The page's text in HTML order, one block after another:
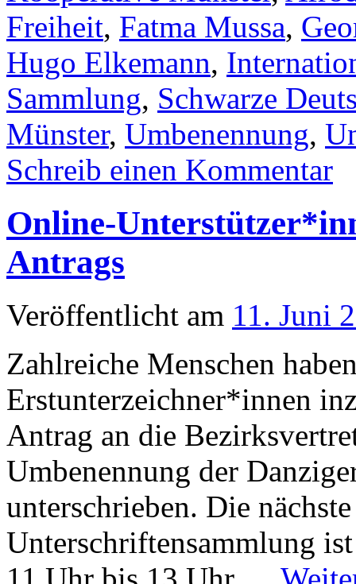
Freiheit, Fatma Mussa,
Hugo Elkemann,
Sammlung, Schwarze
Münster, Umbenennung,
Schreib einen Kommentar
Online-
Antrags
Veröffentlicht am 11. Juni
Zahlreiche Menschen
Erstunterzeichner*innen
Antrag an die
Umbenennung der
unterschrieben. Die
Unterschriftensammlung